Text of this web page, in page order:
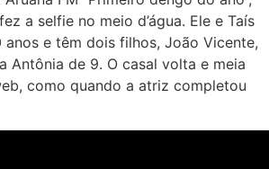
a selfie no meio d’água. Ele e Taís
e têm dois filhos, João Vicente,
Antônia de 9. O casal volta e meia
como quando a atriz completou